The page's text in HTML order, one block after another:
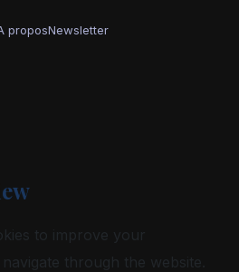
proposNewsletter
to improve your
through the website.